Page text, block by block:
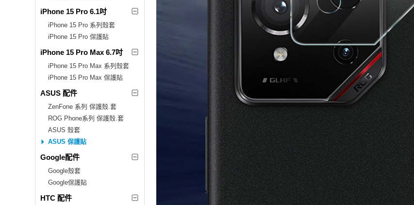
iPhone 15 Pro 6.1吋
iPhone 15 Pro 系列殼套
iPhone 15 Pro 保護貼
iPhone 15 Pro Max 6.7吋
iPhone 15 Pro Max 系列殼套
iPhone 15 Pro Max 保護貼
ASUS 配件
ZenFone 系列 保護殼.套
ROG Phone系列 保護殼.套
ASUS 殼套
ASUS 保護貼
Google配件
Google殼套
Google保護貼
HTC 配件